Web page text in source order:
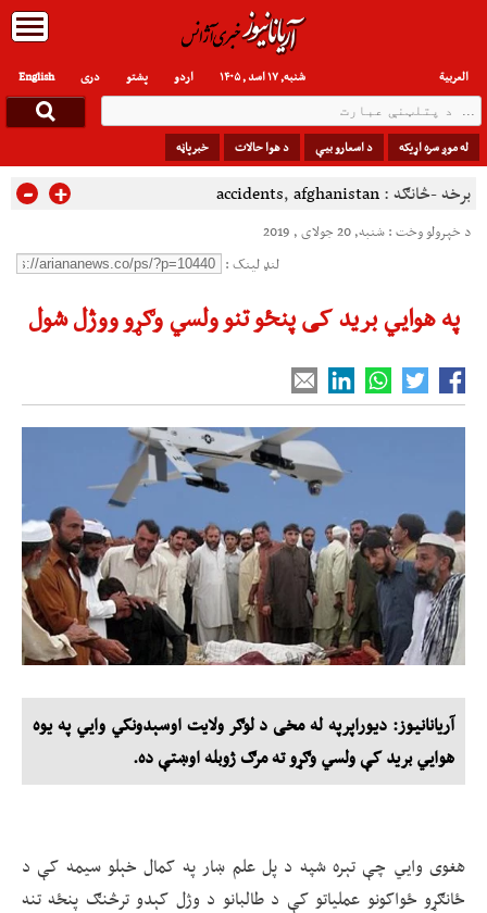
English دری پشتو العربیة اردو شنبه, ۱۷ اسد , ۱۴۰۵
له موږ سره اړیکه د اسعارو بیې د هوا حالات خبرپاڼه
برخه -څانګه : accidents, afghanistan
- +
د خپرولو وخت : شنبه, 20 جولای , 2019
لنډ لینک :
په هوايي برید کی پنځو تنو ولسي وګړو ووژل شول
آریانانیوز: دیوراپرپه له مخی د لوګر ولایت اوسېدونکي وايي په یوه
هوايي برید کې ولسي وګړو ته مرګ ژوبله اوښتې ده.
هغوی وايي چې تېره شپه د پل علم ښار په کمال خېلو سیمه کې د
ځانګړو ځواکونو عملیاتو کې د طالبانو د وژل کېدو ترڅنګ پنځه تنه